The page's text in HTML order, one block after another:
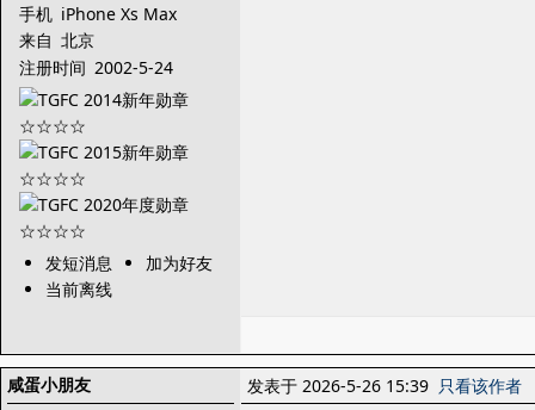
手机 iPhone Xs Max
来自 北京
注册时间 2002-5-24
发短消息
加为好友
当前离线
咸蛋小朋友
发表于 2026-5-26 15:39 只看该作者